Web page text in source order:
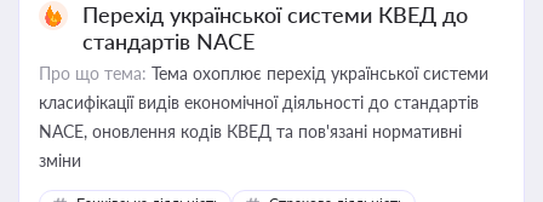
Перехід української системи КВЕД до
стандартів NACE
Про що тема: Тема охоплює перехід української системи
класифікації видів економічної діяльності до стандартів
NACE, оновлення кодів КВЕД та пов'язані нормативні
зміни